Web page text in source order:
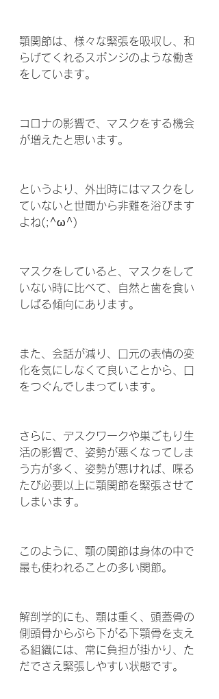
顎関節は、様々な緊張を吸収し、和
らげてくれるスポンジのような働き
をしています。
コロナの影響で、マスクをする機会
が増えたと思います。
というより、外出時にはマスクをし
ていないと世間から非難を浴びます
よね(;^ω^)
マスクをしていると、マスクをして
いない時に比べて、自然と歯を食い
しばる傾向にあります。
また、会話が減り、口元の表情の変
化を気にしなくて良いことから、口
をつぐんでしまっています。
さらに、デスクワークや巣ごもり生
活の影響で、姿勢が悪くなってしま
う方が多く、姿勢が悪ければ、喋る
たび必要以上に顎関節を緊張させて
しまいます。
このように、顎の関節は身体の中で
最も使われることの多い関節。
解剖学的にも、顎は重く、頭蓋骨の
側頭骨からぶら下がる下顎骨を支え
る組織には、常に負担が掛かり、た
だでさえ緊張しやすい状態です。